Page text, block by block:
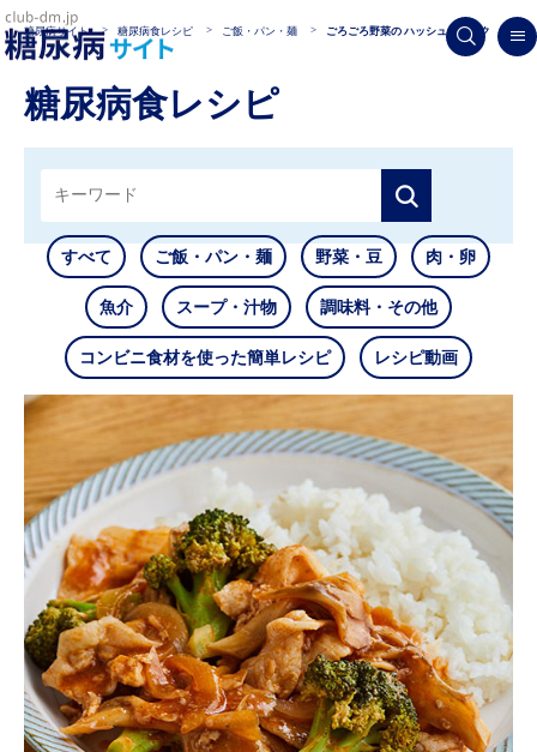
糖尿病サイト 糖尿病食レシピ ご飯・パン・麺 ごろごろ野菜の ハッシュドポーク
糖尿病食レシピ
すべて ご飯・パン・麺 野菜・豆 肉・卵
魚介 スープ・汁物 調味料・その他
コンビニ食材を使った簡単レシピ レシピ動画